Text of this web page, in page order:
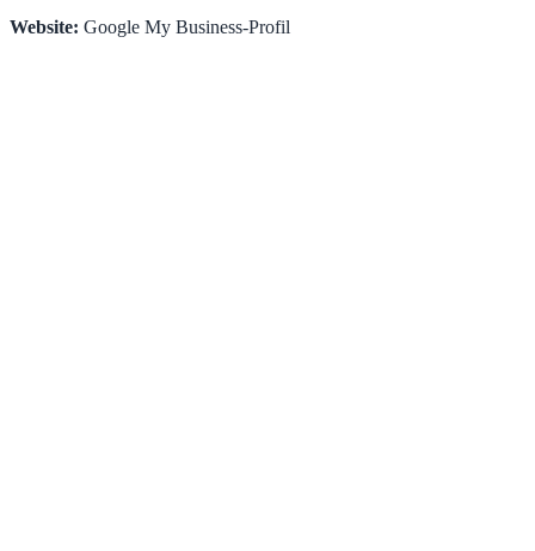
Website: Google My Business-Profil